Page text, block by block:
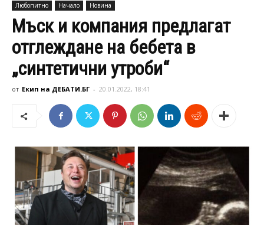
Любопитно Начало Новина
Мъск и компания предлагат
отглеждане на бебета в
„синтетични утроби“
от Екип на ДЕБАТИ.БГ - 20.01.2022, 18:41